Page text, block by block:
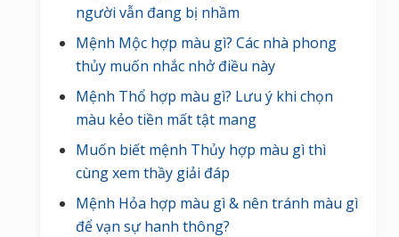
người vẫn đang bị nhầm
Mệnh Mộc hợp màu gì? Các nhà phong
thủy muốn nhắc nhở điều này
Mệnh Thổ hợp màu gì? Lưu ý khi chọn
màu kẻo tiền mất tật mang
Muốn biết mệnh Thủy hợp màu gì thì
cùng xem thầy giải đáp
Mệnh Hỏa hợp màu gì & nên tránh màu gì
để vạn sự hanh thông?